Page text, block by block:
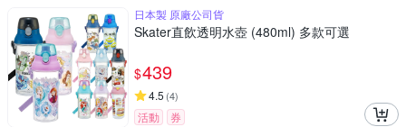
日本製 原廠公司貨
Skater直飲透明水壺 (480ml) 多款可選
$439
4.5 (4)
活動 券